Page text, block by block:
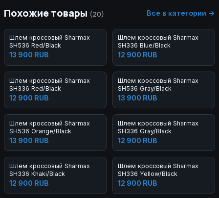
Похожие товары (20) Все в категории →
Шлем кроссовый Sharmax
SH536 Red/Black
13 900 RUB
Шлем кроссовый Sharmax
SH336 Blue/Black
12 900 RUB
Шлем кроссовый Sharmax
SH336 Red/Black
12 900 RUB
Шлем кроссовый Sharmax
SH536 Gray/Black
13 900 RUB
Шлем кроссовый Sharmax
SH536 Orange/Black
13 900 RUB
Шлем кроссовый Sharmax
SH336 Gray/Black
12 900 RUB
Шлем кроссовый Sharmax
SH336 Khaki/Black
12 900 RUB
Шлем кроссовый Sharmax
SH336 Yellow/Black
12 900 RUB